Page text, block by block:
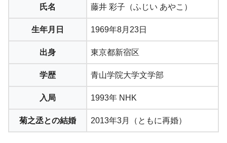
氏名 藤井 彩子（ふじい あやこ）
生年月日 1969年8月23日
出身 東京都新宿区
学歴 青山学院大学文学部
入局 1993年 NHK
菊之丞との結婚 2013年3月（ともに再婚）